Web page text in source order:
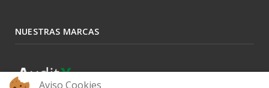
NUESTRAS MARCAS
Aviso Cookies